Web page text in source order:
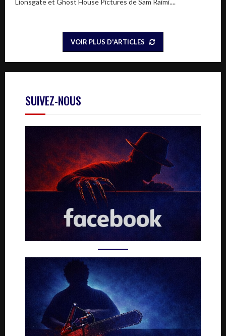
VOIR PLUS D'ARTICLES
SUIVEZ-NOUS